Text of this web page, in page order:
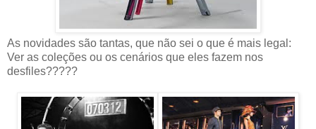
As novidades são tantas, que não sei o que é mais legal:
Ver as coleções ou os cenários que eles fazem nos
desfiles?????